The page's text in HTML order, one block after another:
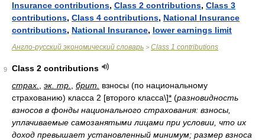
Insurance contributions, Class 2 contributions, Class 3
contributions, Class 4 contributions, National Insurance
contributions, National Insurance, lower earnings limit
Англо-русский экономический словарь > Class 1 contributions
9
Class 2 contributions
страх.
эк. тр. брит.
взносы (по национальному
страхованию) класса 2 [второго класса\]* (разновидность
взносов в фонды национального страхования: взносы,
уплачиваемые самозанятыми лицами при условии, что их
доход превышает установленный минимум; размер взноса